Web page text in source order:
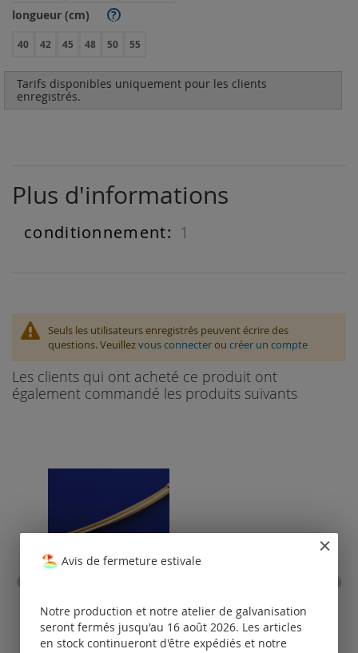
longueur (cm) ?
40 42 45 48 50 55
Tarifs disponibles uniquement pour les clients
enregistrés.
Plus d'informations
Plus
1
Seuls les utilisateurs enregistrés peuvent écrire des
questions. Veuillezvous connecterou créer un compte
Les clients qui ont acheté ce produit ont
également commandé les produits suivants
avec fermoir à baïonette /
bicolore (argenté/doré)
Tarifs
Avis de fermeture estivale
Notre production et notre atelier de galvanisation
seront fermés jusqu'au 16 août 2026. Les articles
en stock continueront d'être expédiés et notre